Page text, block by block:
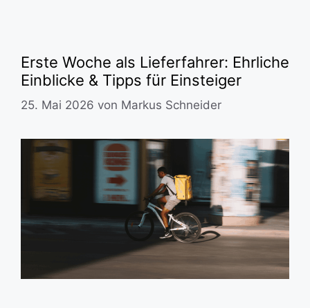
Erste Woche als Lieferfahrer: Ehrliche
Einblicke & Tipps für Einsteiger
25. Mai 2026 von Markus Schneider